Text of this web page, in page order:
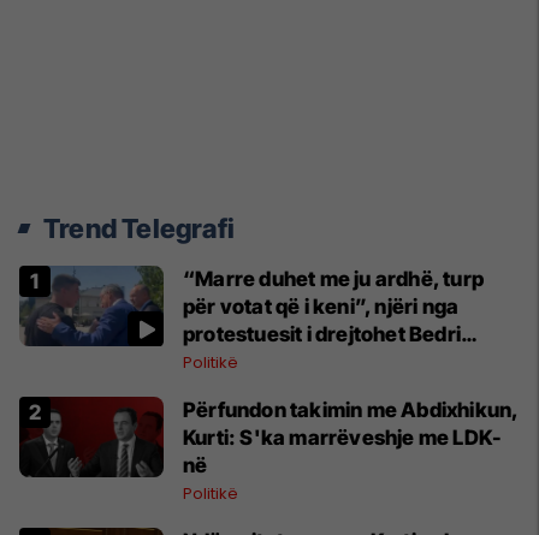
Trend Telegrafi
“Marre duhet me ju ardhë, turp
për votat që i keni”, njëri nga
protestuesit i drejtohet Bedri
Hamzës
Politikë
Përfundon takimin me Abdixhikun,
Kurti: S'ka marrëveshje me LDK-
në
Politikë